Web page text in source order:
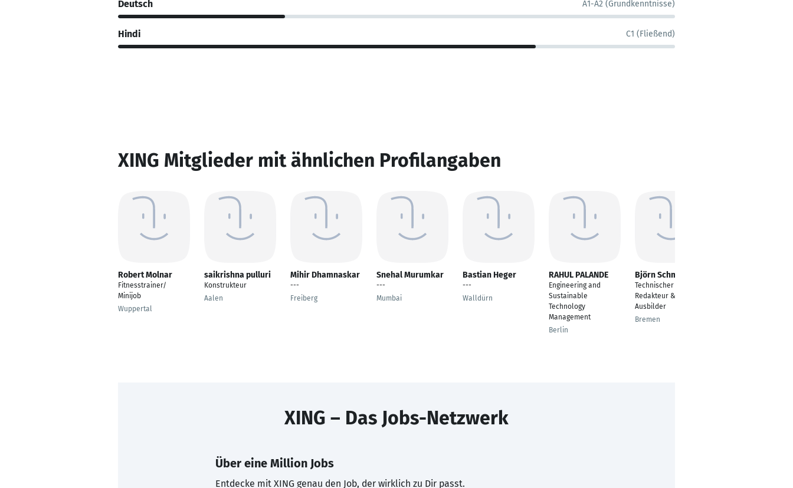
Deutsch A1-A2 (Grundkenntnisse)
Hindi C1 (Fließend)
XING Mitglieder mit ähnlichen Profilangaben
Robert Molnar
Fitnesstrainer/
Minijob
Wuppertal
saikrishna pulluri
Konstrukteur
Aalen
Mihir Dhamnaskar
---
Freiberg
Snehal Murumkar
---
Mumbai
Bastian Heger
---
Walldürn
RAHUL PALANDE
Engineering and
Sustainable
Technology
Management
Berlin
Björn Schmidt
Technischer
Redakteur &
Ausbilder
Bremen
XING – Das Jobs-Netzwerk
Über eine Million Jobs
Entdecke mit XING genau den Job, der wirklich zu Dir passt.